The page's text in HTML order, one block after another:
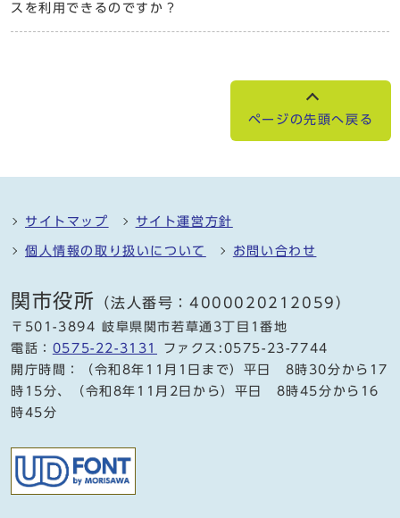
スを利用できるのですか？
ページの先頭へ戻る
サイトマップ サイト運営方針
個人情報の取り扱いについて お問い合わせ
関市役所 （法人番号：4000020212059）
〒501-3894 岐阜県関市若草通3丁目1番地
電話： 0575-22-3131
ファクス:0575-23-7744
開庁時間：（令和8年11月1日まで）平日 8時30分から17
時15分、（令和8年11月2日から）平日 8時45分から16
時45分